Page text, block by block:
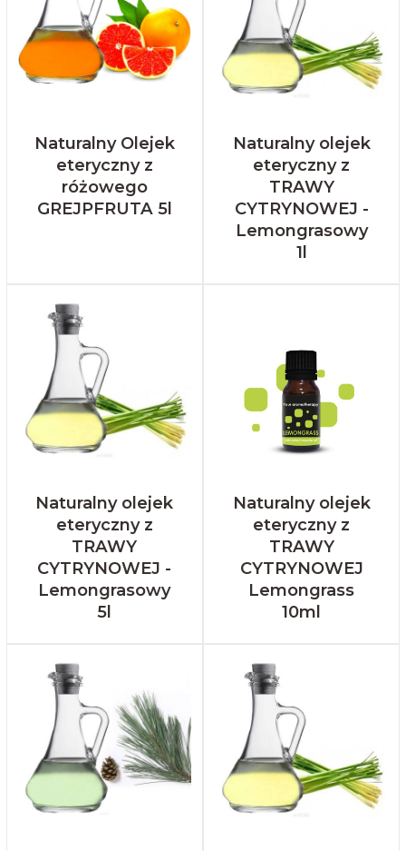
Naturalny Olejek
eteryczny z
różowego
GREJPFRUTA 5l
Naturalny olejek
eteryczny z
TRAWY
CYTRYNOWEJ -
Lemongrasowy
1l
Naturalny olejek
eteryczny z
TRAWY
CYTRYNOWEJ -
Lemongrasowy
5l
Naturalny olejek
eteryczny z
TRAWY
CYTRYNOWEJ
Lemongrass
10ml